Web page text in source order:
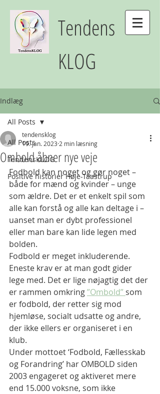
Tendens
KLOG
Indlæg
All Posts
TendensKLOG
Positive historier Høje-Taastrup
All Posts
Ombold åbner nye veje
tendensklog
19. jan. 2023 2 min læsning
Fodbold kan noget og gør noget –
både for mænd og kvinder – unge
som ældre. Det er et enkelt spil som
alle kan forstå og alle kan deltage i –
uanset man er dybt professionel
eller man bare kan lide legen med
bolden.
Fodbold er meget inkluderende.
Eneste krav er at man godt gider
lege med. Det er lige nøjagtig det der
er rammen omkring ”Ombold” som
er fodbold, der retter sig mod
hjemløse, socialt udsatte og andre,
der ikke ellers er organiseret i en
klub.
Under mottoet ‘Fodbold, Fællesskab
og Forandring’ har OMBOLD siden
2003 engageret og aktiveret mere
end 15.000 voksne, som ikke